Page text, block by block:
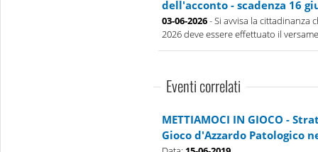
dell'acconto - scadenza 16
03-06-2026- Si avvisa la cittadinanza
2026 deve essere effettuato il
Eventi correlati
METTIAMOCI IN GIOCO -
Gioco d'Azzardo Patologico